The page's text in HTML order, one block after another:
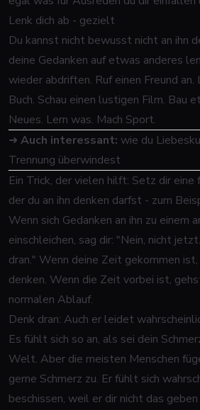
Lenk dich ab - gezielt
Du kannst nicht bewusst nicht an ihn
deine Gedanken auf etwas anderes
wieder abdriften. Ruf einen Freund
Buch. Schau einen lustigen Film. Bau
Neues. Lern was. Mach Sport.
➜ Auch interessant: wie du
Trennung überwindest
Ein Trick, der vielen hilft: Setz dir
der du an ihn denken darfst - zum
Wenn sich Gedanken an ihn zu einem
einschleichen, sag dir: "Nein, nicht
dran." Wenn deine Zeit gekommen ist,
denken. Wenn die Zeit vorbei ist,
normalen Ablauf.
Denk dran: Auch er leidet
Es fühlt sich so an, als sei dein
Welt. Aber die meisten Menschen
gerne Schmerz zu. Er fühlt sich
beschissen, weil er dir nicht das